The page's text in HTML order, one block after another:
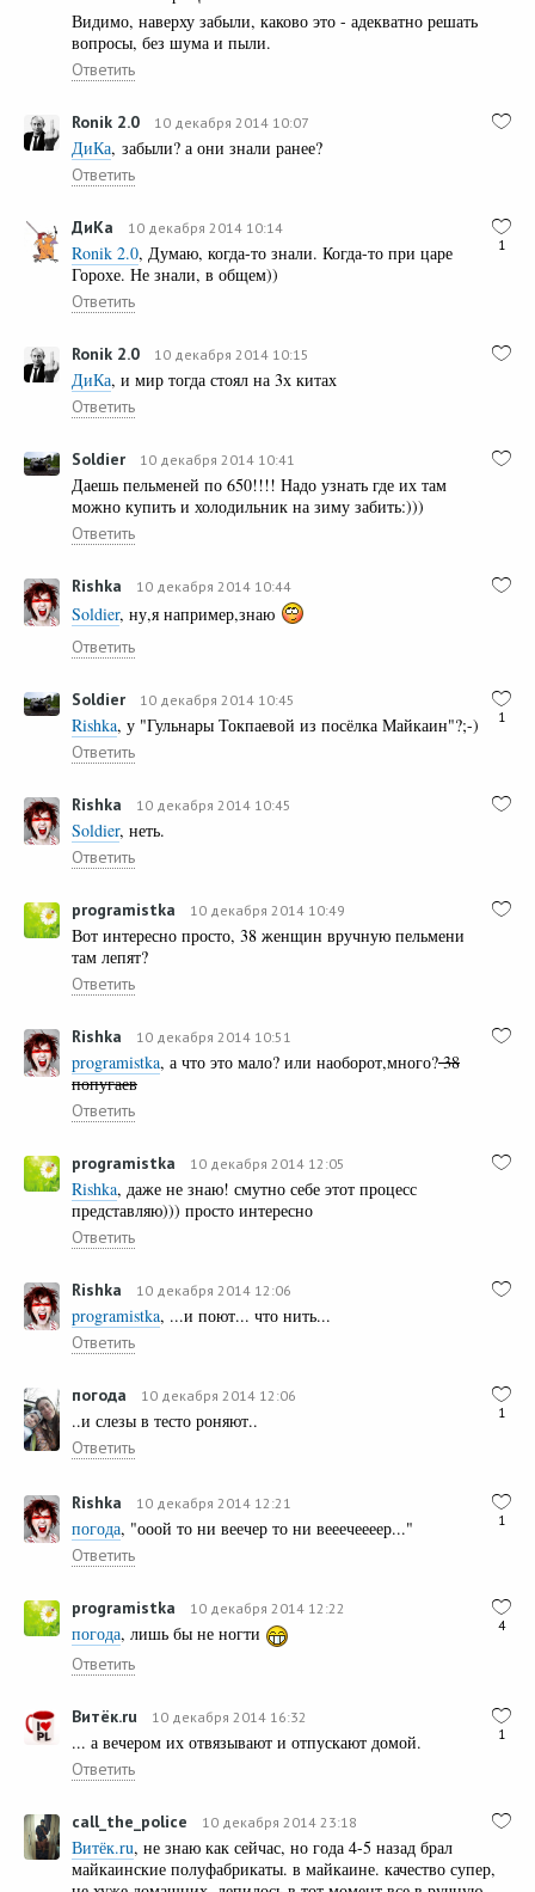
Видимо, наверху забыли, каково это - адекватно решать
вопросы, без шума и пыли.
Ответить
Ronik 2.0 10 декабря 2014 10:07
ДиКа, забыли? а они знали ранее?
Ответить
1
ДиКа 10 декабря 2014 10:14
Ronik 2.0, Думаю, когда-то знали. Когда-то при царе
Горохе. Не знали, в общем))
Ответить
Ronik 2.0 10 декабря 2014 10:15
ДиКа, и мир тогда стоял на 3х китах
Ответить
Soldier 10 декабря 2014 10:41
Даешь пельменей по 650!!!! Надо узнать где их там
можно купить и холодильник на зиму забить:)))
Ответить
Rishka 10 декабря 2014 10:44
Soldier, ну,я например,знаю
Ответить
1
Soldier 10 декабря 2014 10:45
Rishka, у "Гульнары Токпаевой из посёлка Майкаин"?;-)
Ответить
Rishka 10 декабря 2014 10:45
Soldier, неть.
Ответить
programistka 10 декабря 2014 10:49
Вот интересно просто, 38 женщин вручную пельмени
там лепят?
Ответить
Rishka 10 декабря 2014 10:51
programistka, а что это мало? или наоборот,много?38
попугаев
Ответить
programistka 10 декабря 2014 12:05
Rishka, даже не знаю! смутно себе этот процесс
представляю))) просто интересно
Ответить
Rishka 10 декабря 2014 12:06
programistka, ...и поют... что нить...
Ответить
1
погода 10 декабря 2014 12:06
..и слезы в тесто роняют..
Ответить
1
Rishka 10 декабря 2014 12:21
погода, "ооой то ни веечер то ни вееечеееер..."
Ответить
4
programistka 10 декабря 2014 12:22
погода, лишь бы не ногти
Ответить
1
Витёк.ru 10 декабря 2014 16:32
... а вечером их отвязывают и отпускают домой.
Ответить
call_the_police 10 декабря 2014 23:18
Витёк.ru, не знаю как сейчас, но года 4-5 назад брал
майкаинские полуфабрикаты. в майкаине. качество супер,